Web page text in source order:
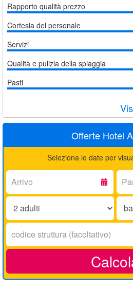
Rapporto qualità prezzo
Cortesia del personale
Servizi
Qualità e pulizia della spiaggia
Pasti
Offerte Hotel
Seleziona le date per
Arrivo:
Adulti:
17
Codice
struttura: